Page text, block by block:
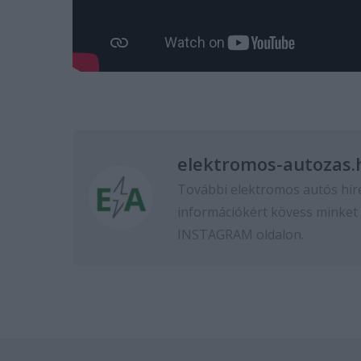
elektromos-
További elektromos autós
információkért kövess minket
INSTAGRAM oldalon.